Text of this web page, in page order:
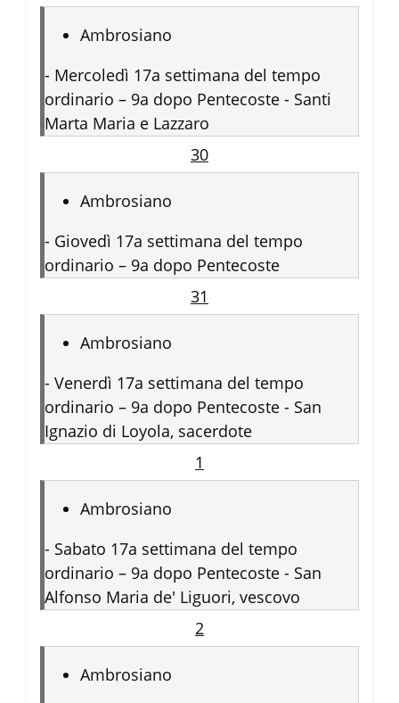
Ambrosiano
- Mercoledì 17a settimana del tempo
ordinario – 9a dopo Pentecoste - Santi
Marta Maria e Lazzaro
30
Ambrosiano
- Giovedì 17a settimana del tempo
ordinario – 9a dopo Pentecoste
31
Ambrosiano
- Venerdì 17a settimana del tempo
ordinario – 9a dopo Pentecoste - San
Ignazio di Loyola, sacerdote
1
Ambrosiano
- Sabato 17a settimana del tempo
ordinario – 9a dopo Pentecoste - San
Alfonso Maria de' Liguori, vescovo
2
Ambrosiano